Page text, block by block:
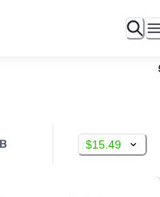
$15.49